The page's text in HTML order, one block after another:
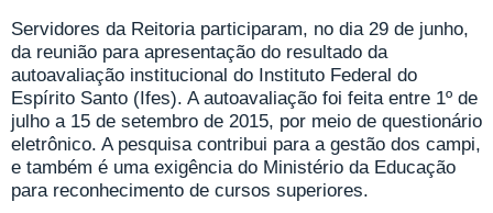
Servidores da Reitoria participaram, no dia 29 de junho,
da reunião para apresentação do resultado da
autoavaliação institucional do Instituto Federal do
Espírito Santo (Ifes). A autoavaliação foi feita entre 1º de
julho a 15 de setembro de 2015, por meio de questionário
eletrônico. A pesquisa contribui para a gestão dos campi,
e também é uma exigência do Ministério da Educação
para reconhecimento de cursos superiores.